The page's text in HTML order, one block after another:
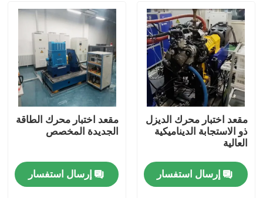
المنزل
مقعد اختبار محرك الديزل
ذو الاستجابة الديناميكية
العالية
إرسال استفسار
مقعد اختبار محرك الطاقة
الجديدة المخصص
إرسال استفسار